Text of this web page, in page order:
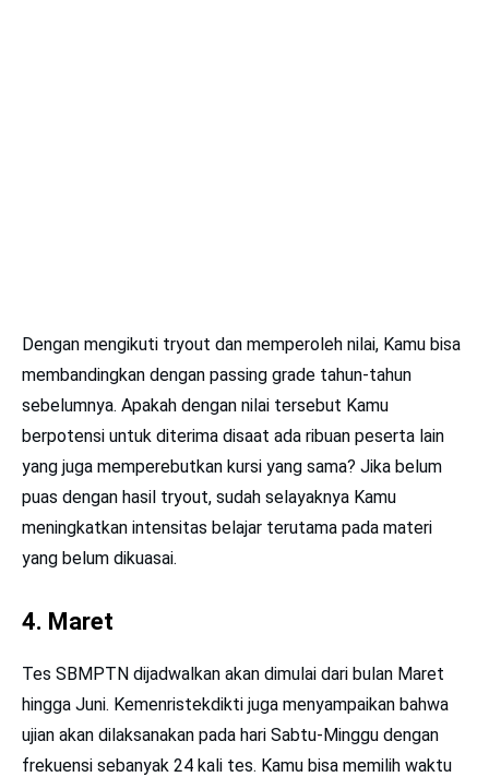
Dengan mengikuti tryout dan memperoleh nilai, Kamu bisa
membandingkan dengan passing grade tahun-tahun
sebelumnya. Apakah dengan nilai tersebut Kamu
berpotensi untuk diterima disaat ada ribuan peserta lain
yang juga memperebutkan kursi yang sama? Jika belum
puas dengan hasil tryout, sudah selayaknya Kamu
meningkatkan intensitas belajar terutama pada materi
yang belum dikuasai.
4. Maret
Tes SBMPTN dijadwalkan akan dimulai dari bulan Maret
hingga Juni. Kemenristekdikti juga menyampaikan bahwa
ujian akan dilaksanakan pada hari Sabtu-Minggu dengan
frekuensi sebanyak 24 kali tes. Kamu bisa memilih waktu